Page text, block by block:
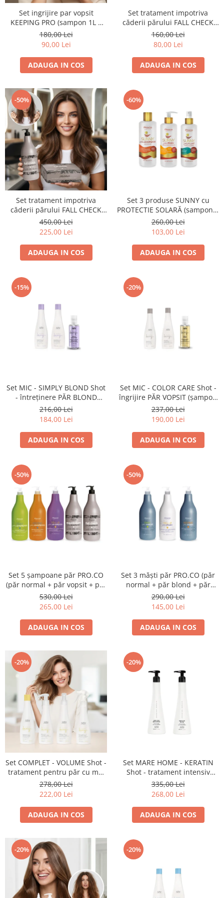
Set ingrijire par vopsit
KEEPING PRO (sampon 1L +
masca 1L) - PRO.CO
180,00 Lei
90,00 Lei
ADAUGA IN COS
Set tratament impotriva
căderii părului FALL CHECK
(sampon 250 ml + 3 fiole) - SET
MIC
160,00 Lei
80,00 Lei
ADAUGA IN COS
-50%
Set tratament impotriva
căderii părului FALL CHECK
(sampon 1L + 24 fiole) - SET
MARE
450,00 Lei
225,00 Lei
ADAUGA IN COS
-60%
Set 3 produse SUNNY cu
PROTECTIE SOLARĂ (sampon +
masca + spray)
260,00 Lei
103,00 Lei
ADAUGA IN COS
-15%
Set MIC - SIMPLY BLOND Shot
- întreținere PĂR BLOND
(șampon 250ml + mască
250ml + ulei 100 ml)
216,00 Lei
184,00 Lei
ADAUGA IN COS
-20%
Set MIC - COLOR CARE Shot -
îngrijire PĂR VOPSIT (șampon
250 ml + masca 250 ml + ulei
100 ml)
237,00 Lei
190,00 Lei
ADAUGA IN COS
-50%
Set 5 șampoane păr PRO.CO
(păr normal + păr vopsit + păr
blond + împotriva mătreții sau
îngrășării părului + împotriva
căderii părului) = 5 X 1L
530,00 Lei
265,00 Lei
ADAUGA IN COS
-50%
Set 3 măști păr PRO.CO (păr
normal + păr blond + păr
vopsit) = 3 x 1L
290,00 Lei
145,00 Lei
ADAUGA IN COS
-20%
Set COMPLET - VOLUME Shot -
tratament pentru păr cu mai
mult VOLUM (șampon 250 ml
+ gel 150 ml + spray 150 ml +
sigilat 150 ml)
278,00 Lei
222,00 Lei
ADAUGA IN COS
-20%
Set MARE HOME - KERATIN
Shot - tratament intensiv
pentru părul distrus (șampon
950 ml + mască 950 ml)
335,00 Lei
268,00 Lei
ADAUGA IN COS
-20% -20%